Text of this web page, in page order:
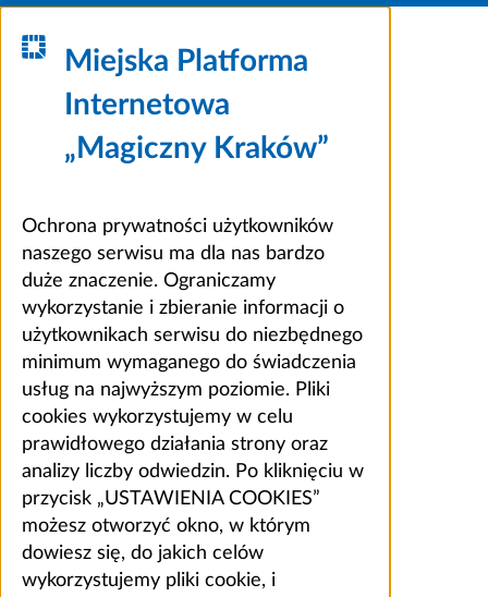
Miejska Platforma
Internetowa
„Magiczny Kraków”
Ochrona prywatności użytkowników
naszego serwisu ma dla nas bardzo
duże znaczenie. Ograniczamy
wykorzystanie i zbieranie informacji o
użytkownikach serwisu do niezbędnego
minimum wymaganego do świadczenia
usług na najwyższym poziomie. Pliki
cookies wykorzystujemy w celu
prawidłowego działania strony oraz
analizy liczby odwiedzin. Po kliknięciu w
przycisk „USTAWIENIA COOKIES”
możesz otworzyć okno, w którym
dowiesz się, do jakich celów
wykorzystujemy pliki cookie, i